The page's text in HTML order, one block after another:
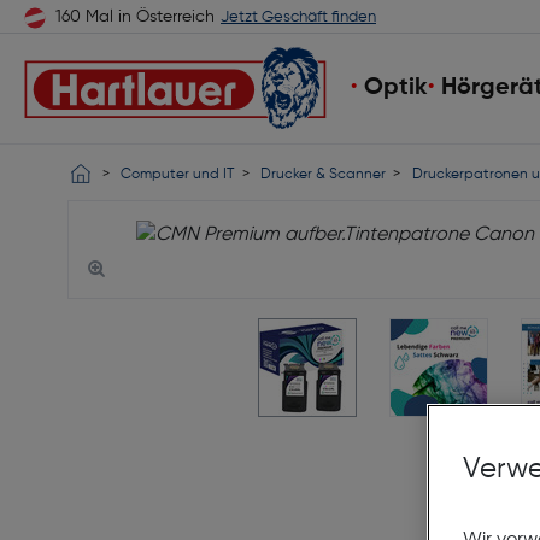
160 Mal in Österreich Jetzt Geschäft finden
Optik
Computer und IT Drucker & Scanner Druckerpatronen